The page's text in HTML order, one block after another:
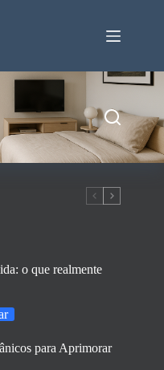
o que realmente
para Aprimorar